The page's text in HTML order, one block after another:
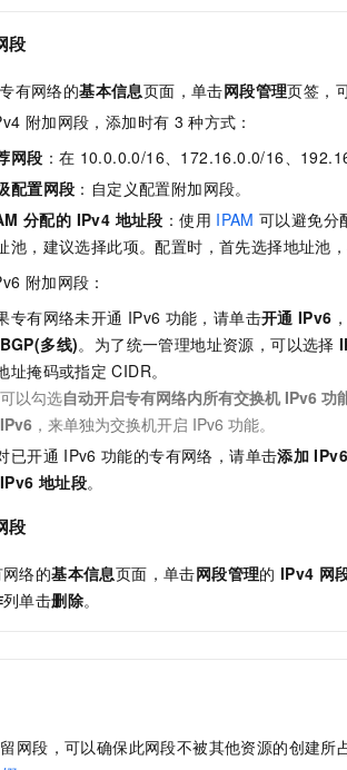
段
有网络的基本信息页面，单击网段管理页签，
附加网段，添加时有 3 种方式：
网段 ：在 10.0.0.0/16、172.16.0.0/16、
配置网段 ：自定义配置附加网段。
分配的 IPv4 地址段 ：使用 IPAM 可以避免分
池，建议选择此项。配置时，首先选择地址池
附加网段：
专有网络未开通 IPv6 功能，请单击开通 IPv6
BGP(多线)。为了统一管理地址资源，可以选择
址掩码或指定 CIDR。
可以勾选自动开启专有网络内所有交换机 IPv6 功
IPv6 ，来单独为交换机开启 IPv6 功能。
已开通 IPv6 功能的专有网络，请单击添加 IPv6
地址段。
段
络的基本信息页面，单击网段管理的 IPv4 网
列单击删除。
网段，可以确保此网段不被其他资源的创建